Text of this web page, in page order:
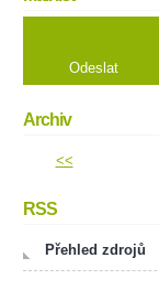
Archiv
<<
RSS
Přehled zdrojů